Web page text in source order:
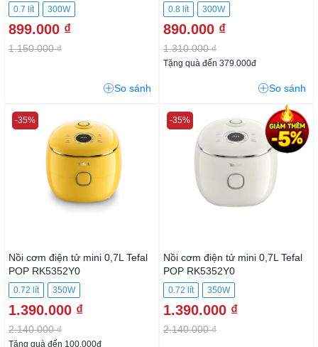
0.7 lít 300W
899.000 ₫
1.150.000 ₫
So sánh
0.8 lít 300W
890.000 ₫
1.310.000 ₫
Tặng quà đến 379.000đ
So sánh
Nồi cơm điện tử mini 0,7L Tefal
POP RK5352Y0
0.72 lít 350W
1.390.000 ₫
2.140.000 ₫
-35%
Tặng quà đến 100.000đ
Nồi cơm điện tử mini 0,7L Tefal
POP RK5352Y0
0.72 lít 350W
1.390.000 ₫
2.140.000 ₫
-35%